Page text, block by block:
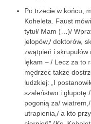
Po trzecie w końcu,
Koheleta. Faust
tytuł/ Mam (…)/
jełopów,/ doktorów,
zwątpień i skrupułów
lękam – / Lecz za to
mędrzec także
ludzkiej: „I
szaleństwo i
pogonią za/
utrapienia,/ a kto